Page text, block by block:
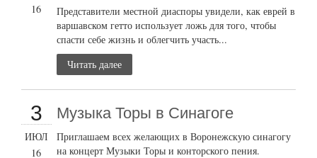
16
Представители местной диаспоры увидели, как еврей в
варшавском гетто использует ложь для того, чтобы
спасти себе жизнь и облегчить участь...
Читать далее
3
ИЮЛ
16
Музыка Торы в Синагоге
Приглашаем всех желающих в Воронежскую синагогу
на концерт Музыки Торы и конторского пения.